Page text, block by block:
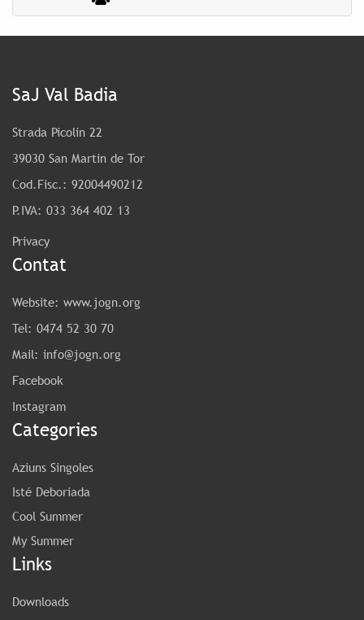
SaJ Val Badia
Strada Picolin 22
39030 San Martin de Tor
Cod.Fisc.: 92004490212
P.IVA: 033 364 402 13
Privacy
Contat
Website: www.jogn.org
Tel: 0474 52 30 70
Mail: info@jogn.org
Facebook
Instagram
Categories
Aziuns Singoles
Isté Deboriada
Cool Summer
My Summer
Links
Downloads